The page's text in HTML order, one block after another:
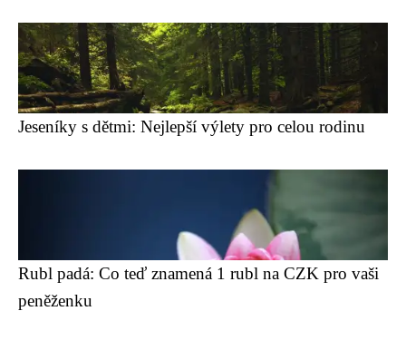
Jeseníky s dětmi: Nejlepší výlety pro celou rodinu
Rubl padá: Co teď znamená 1 rubl na CZK pro vaši
peněženku